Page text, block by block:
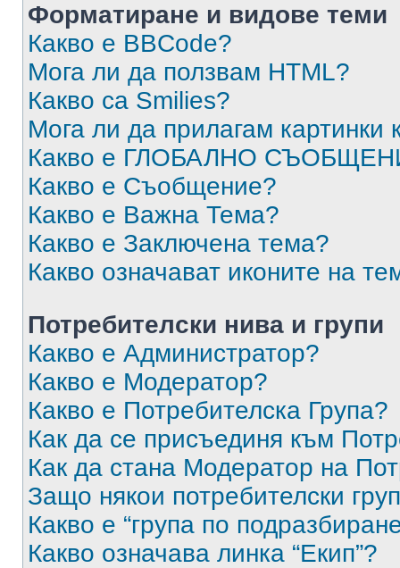
Форматиране и видове теми
Какво е BBCode?
Мога ли да ползвам HTML?
Какво са Smilies?
Мога ли да прилагам
Какво е ГЛОБАЛНО
Какво е Съобщение?
Какво е Важна Тема?
Какво е Заключена тема?
Какво означават иконите на
Потребителски нива и групи
Какво е Администратор?
Какво е Модератор?
Какво е Потребителска Група?
Как да се присъединя към
Как да стана Модератор на
Защо някои потребителски
Какво е “група по
Какво означава линка “Екип”?